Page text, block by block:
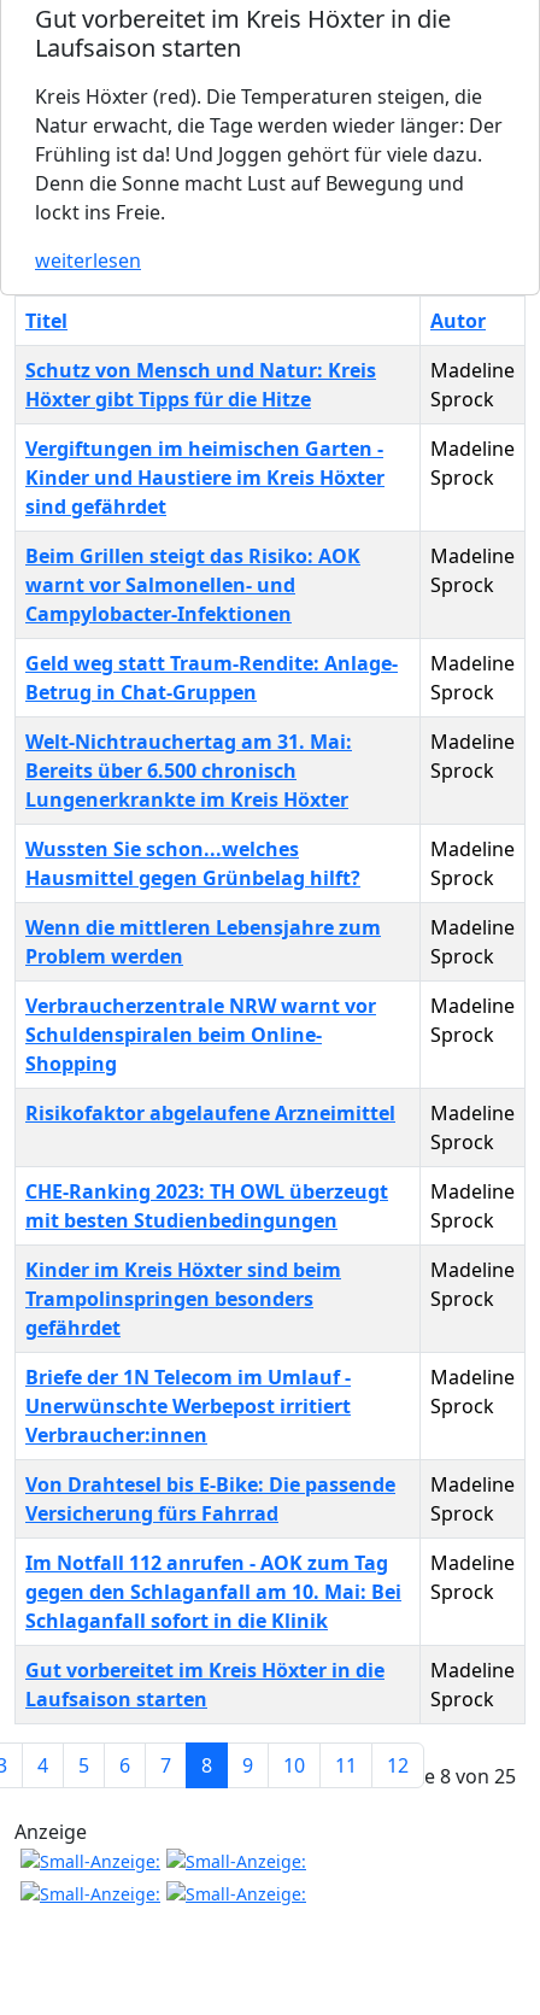
Gut vorbereitet im Kreis Höxter in die
Laufsaison starten
Kreis Höxter (red). Die Temperaturen steigen, die
Natur erwacht, die Tage werden wieder länger: Der
Frühling ist da! Und Joggen gehört für viele dazu.
Denn die Sonne macht Lust auf Bewegung und
lockt ins Freie.
weiterlesen
Beiträge
Titel
Autor
Schutz von Mensch und Natur: Kreis
Höxter gibt Tipps für die Hitze
Madeline
Sprock
Vergiftungen im heimischen Garten -
Kinder und Haustiere im Kreis Höxter
sind gefährdet
Madeline
Sprock
Beim Grillen steigt das Risiko: AOK
warnt vor Salmonellen- und
Campylobacter-Infektionen
Madeline
Sprock
Geld weg statt Traum-Rendite: Anlage-
Betrug in Chat-Gruppen
Madeline
Sprock
Welt-Nichtrauchertag am 31. Mai:
Bereits über 6.500 chronisch
Lungenerkrankte im Kreis Höxter
Madeline
Sprock
Wussten Sie schon...welches
Hausmittel gegen Grünbelag hilft?
Madeline
Sprock
Wenn die mittleren Lebensjahre zum
Problem werden
Madeline
Sprock
Verbraucherzentrale NRW warnt vor
Schuldenspiralen beim Online-
Shopping
Madeline
Sprock
Risikofaktor abgelaufene Arzneimittel
Madeline
Sprock
CHE-Ranking 2023: TH OWL überzeugt
mit besten Studienbedingungen
Madeline
Sprock
Kinder im Kreis Höxter sind beim
Trampolinspringen besonders
gefährdet
Madeline
Sprock
Briefe der 1N Telecom im Umlauf -
Unerwünschte Werbepost irritiert
Verbraucher:innen
Madeline
Sprock
Von Drahtesel bis E-Bike: Die passende
Versicherung fürs Fahrrad
Madeline
Sprock
Im Notfall 112 anrufen - AOK zum Tag
gegen den Schlaganfall am 10. Mai: Bei
Schlaganfall sofort in die Klinik
Madeline
Sprock
Gut vorbereitet im Kreis Höxter in die
Laufsaison starten
Madeline
Sprock
Seite 8 von 25
4 5 6 7 8 9 10 11 12
Anzeige